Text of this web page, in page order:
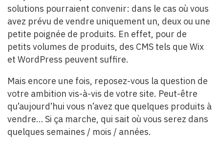
solutions pourraient convenir: dans le cas où vous
avez prévu de vendre uniquement un, deux ou une
petite poignée de produits. En effet, pour de
petits volumes de produits, des CMS tels que Wix
et WordPress peuvent suffire.
Mais encore une fois, reposez-vous la question de
votre ambition vis-à-vis de votre site. Peut-être
qu’aujourd’hui vous n’avez que quelques produits à
vendre… Si ça marche, qui sait où vous serez dans
quelques semaines / mois / années.